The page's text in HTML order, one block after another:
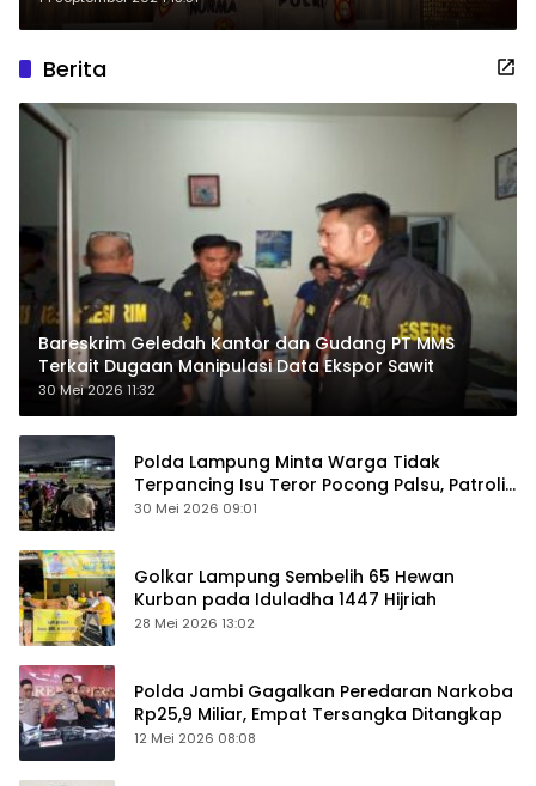
Dilaporkan
Berita
Bareskrim Geledah Kantor dan Gudang PT MMS
Terkait Dugaan Manipulasi Data Ekspor Sawit
30 Mei 2026 11:32
Polda Lampung Minta Warga Tidak
Terpancing Isu Teror Pocong Palsu, Patroli
Keamanan Ditingkatkan
30 Mei 2026 09:01
Golkar Lampung Sembelih 65 Hewan
Kurban pada Iduladha 1447 Hijriah
28 Mei 2026 13:02
Polda Jambi Gagalkan Peredaran Narkoba
Rp25,9 Miliar, Empat Tersangka Ditangkap
12 Mei 2026 08:08